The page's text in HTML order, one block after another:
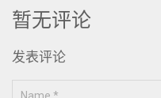
暂无评论
发表评论